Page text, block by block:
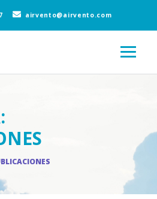
airvento@airvento.com